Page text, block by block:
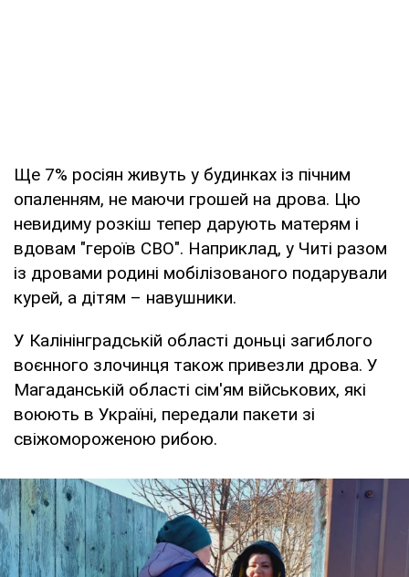
Ще 7% росіян живуть у будинках із пічним
опаленням, не маючи грошей на дрова. Цю
невидиму розкіш тепер дарують матерям і
вдовам "героїв СВО". Наприклад, у Читі разом
із дровами родині мобілізованого подарували
курей, а дітям – навушники.
У Калінінградській області доньці загиблого
воєнного злочинця також привезли дрова. У
Магаданській області сім'ям військових, які
воюють в Україні, передали пакети зі
свіжомороженою рибою.